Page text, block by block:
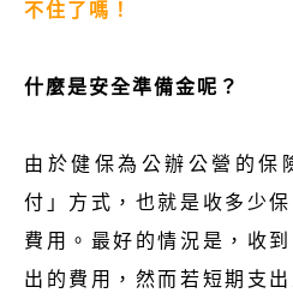
不住了嗎！
什麼是安全準備金呢？
由於健保為公辦公營的保
付」方式，也就是收多少
費用。最好的情況是，收
出的費用，然而若短期支